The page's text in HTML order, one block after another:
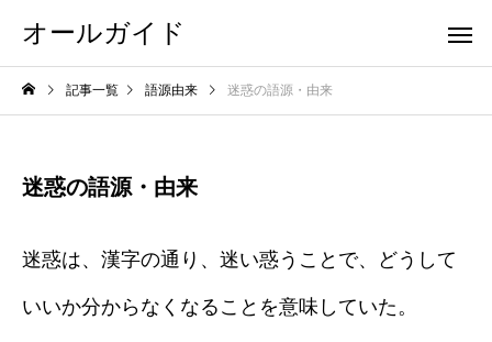
オールガイド
記事一覧 語源由来 迷惑の語源・由来
迷惑の語源・由来
迷惑は、漢字の通り、迷い惑うことで、どうして
いいか分からなくなることを意味していた。